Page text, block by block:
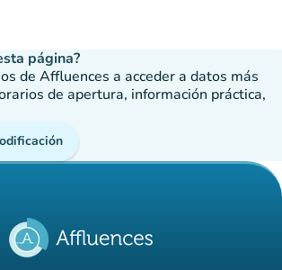
página?
de Affluences a acceder a datos más
de apertura, información práctica,